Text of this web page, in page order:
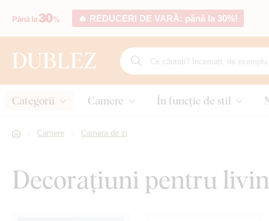
🔥 REDUCERI DE VARĂ: până la 30%!
Categorii Camere În funcție de stil
Camere Camera de zi
Decorațiuni pentru